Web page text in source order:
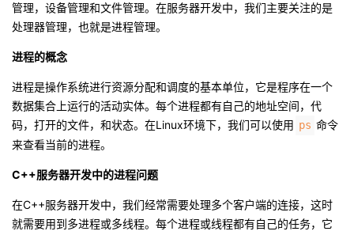
动
关
注
证
实
验
的
收
藏
持
建
议
管理，设备管理和文件管理。在服务器开发中，我们主要关注的是
处理器管理，也就是进程管理。
进程的概念
进程是操作系统进行资源分配和调度的基本单位，它是程序在一个
数据集合上运行的活动实体。每个进程都有自己的地址空间，代
码，打开的文件，和状态。在Linux环境下，我们可以使用 ps 命令
来查看当前的进程。
C++服务器开发中的进程问题
在C++服务器开发中，我们经常需要处理多个客户端的连接，这时
就需要用到多进程或多线程。每个进程或线程都有自己的任务，它